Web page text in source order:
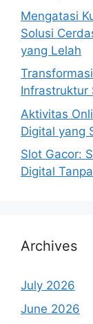
Mengatasi
Solusi
yang Lelah
Infrastruktur
Aktivitas
Digital yang
Slot Gacor:
Digital
Archives
July 2026
June 2026